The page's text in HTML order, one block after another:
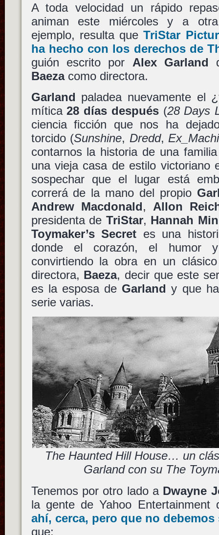
A toda velocidad un rápido
animan este miércoles y a
ejemplo, resulta queTriStar
ha hecho con los derechos de
guión escrito por Alex Garland
Baezacomo directora.
Garland paladea nuevamente el
mítica28 días después(28 Days
ciencia ficción que nos ha
torcido (Sunshine, Dredd,
contarnos la historia de una
una vieja casa de estilo victoriano
sospechar que el lugar está
correrá de la mano del propio
Andrew Macdonald, Allon
presidenta de TriStar, Hannah
Toymaker’s Secret es una
donde el corazón, el humor
convirtiendo la obra en un
directora, Baeza, decir que este
es la esposa de Garland y que
serie varias.
The Haunted Hill House… un
Garland con su The
Tenemos por otro lado a Dwayne
la gente de Yahoo
ahí, cerca, pero que no
que: